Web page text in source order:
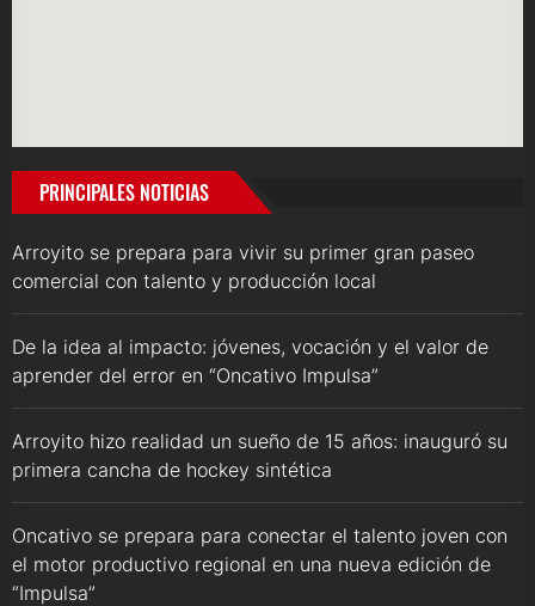
PRINCIPALES NOTICIAS
Arroyito se prepara para vivir su primer gran paseo
comercial con talento y producción local
De la idea al impacto: jóvenes, vocación y el valor de
aprender del error en “Oncativo Impulsa”
Arroyito hizo realidad un sueño de 15 años: inauguró su
primera cancha de hockey sintética
Oncativo se prepara para conectar el talento joven con
el motor productivo regional en una nueva edición de
“Impulsa”